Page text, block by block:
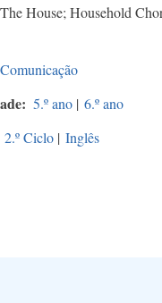
The House; Household
5.º ano | 6.º ano
2.º Ciclo | Inglês